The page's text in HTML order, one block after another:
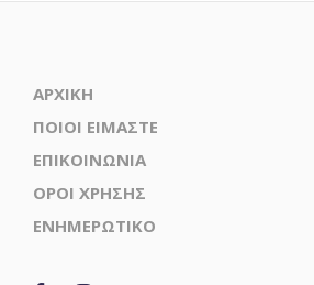
ΑΡΧΙΚΗ
ΠΟΙΟΙ ΕΙΜΑΣΤΕ
ΕΠΙΚΟΙΝΩΝΙΑ
ΟΡΟΙ ΧΡΗΣΗΣ
ΕΝΗΜΕΡΩΤΙΚΟ